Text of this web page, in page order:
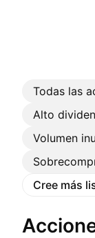
Todas las
Alto
Volumen
Cree más